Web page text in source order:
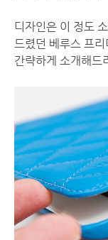
디자인은 이 정도
드렸던 베루스 프
간략하게 소개해드